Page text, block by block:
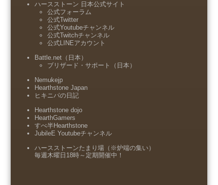
ハースストーン 日本公式サイト
公式フォーラム
公式Twitter
公式Youtubeチャンネル
公式Twitchチャンネル
公式LINEアカウント
Battle.net（日本）
ブリザード・サポート（日本）
Nemukejp
Hearthstone Japan
ヒキニパの日記
Hearthstone dojo
HearthGamers
すべ半Hearthstone
JubileE Youtubeチャンネル
ハースストーンたまり場（※炉端の集い）
毎週木曜日18時～定期開催中！